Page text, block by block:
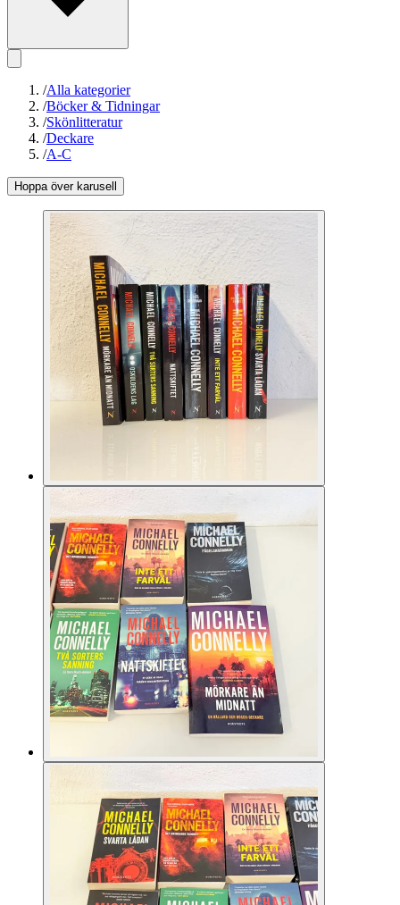
/Alla kategorier
/Böcker & Tidningar
/Skönlitteratur
/Deckare
/A-C
Hoppa över karusell